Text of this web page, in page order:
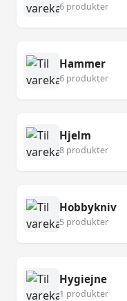
6 produkter
Hammer
6 produkter
Hjelm
8 produkter
Hobbykniv
5 produkter
Hygiejne
1 produkter